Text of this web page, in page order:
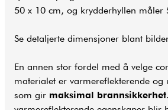
50 x 10 cm, og krydderhyllen måler
Se detaljerte dimensjoner blant
En annen stor fordel med å velge
materialet er varmereflekterende og
som gir maksimal brannsikkerhet